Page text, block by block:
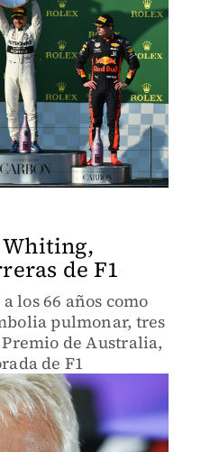
de F1
los 66 años como
pulmonar, tres
de Australia,
de F1